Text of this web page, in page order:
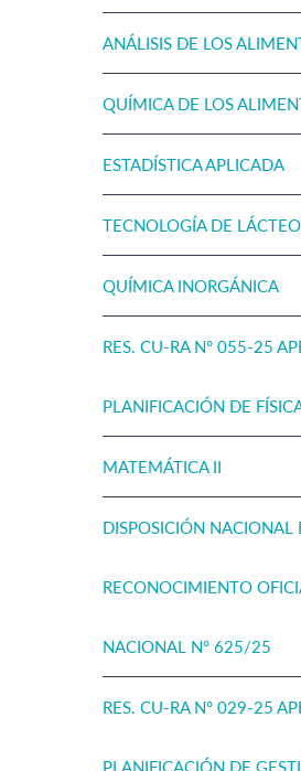
ANÁLISIS DE LOS
QUÍMICA DE LOS
ESTADÍSTICA APLICADA
TECNOLOGÍA DE
QUÍMICA INORGÁNICA
RES. CU-RA N° 055-25
PLANIFICACIÓN DE
MATEMÁTICA II
DISPOSICIÓN NACIONAL
RECONOCIMIENTO
NACIONAL N° 625/25
RES. CU-RA N° 029-25
PLANIFICACIÓN DE